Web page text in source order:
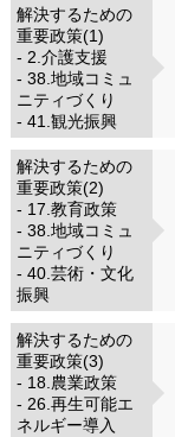
解決するための
重要政策(1)
- 2.介護支援
- 38.地域コミュ
ニティづくり
- 41.観光振興
解決するための
重要政策(2)
- 17.教育政策
- 38.地域コミュ
ニティづくり
- 40.芸術・文化
振興
解決するための
重要政策(3)
- 18.農業政策
- 26.再生可能エ
ネルギー導入